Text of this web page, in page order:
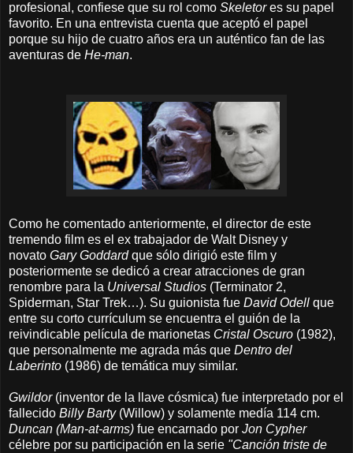
profesional, confiese que su rol como Skeletores su papel
favorito. En una entrevista cuenta que aceptó el papel
porque su hijo de cuatro años era un auténtico fan de las
aventuras de He-man.
Como he comentado anteriormente, el director de este
tremendo film es el ex trabajador de Walt Disney y
novato Gary Goddardque sólo dirigió este film y
posteriormente se dedicó a crear atracciones de gran
renombre para la Universal Studios (Terminator 2,
Spiderman, Star Trek…). Su guionista fue David Odell que
entre su corto currículum se encuentra el guión de la
reivindicable película de marionetas Cristal Oscuro (1982),
que personalmente me agrada más que Dentro del
Laberinto (1986) de temática muy similar.
Gwildor (inventor de la llave cósmica) fue interpretado por el
fallecido Billy Barty(Willow) y solamente medía 114 cm.
Duncan (Man-at-arms) fue encarnado por Jon Cypher
célebre por su participación en la serie "Canción triste de